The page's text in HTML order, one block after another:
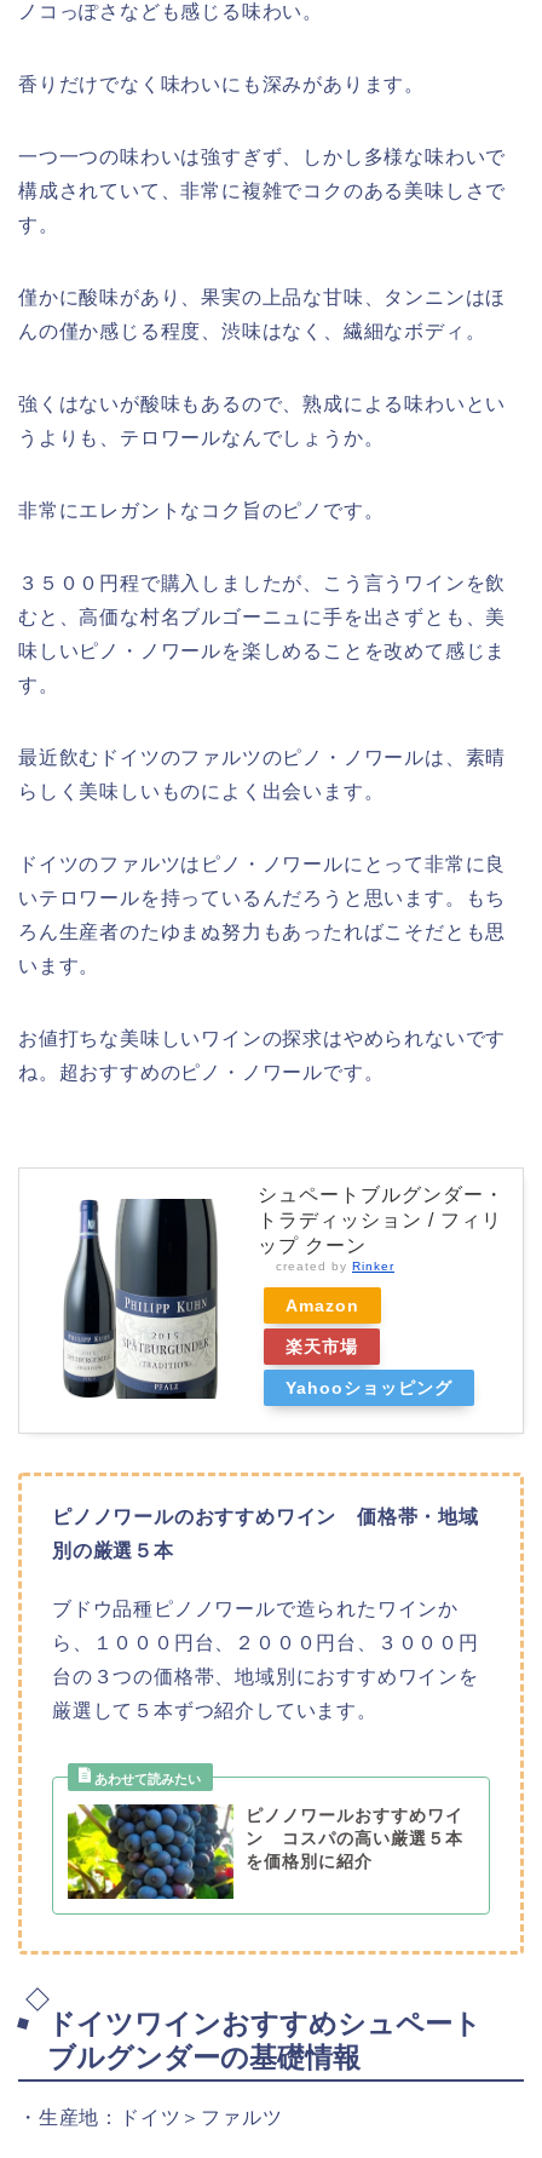
ノコっぽさなども感じる味わい。
香りだけでなく味わいにも深みがあります。
一つ一つの味わいは強すぎず、しかし多様な味わいで
構成されていて、非常に複雑でコクのある美味しさで
す。
僅かに酸味があり、果実の上品な甘味、タンニンはほ
んの僅か感じる程度、渋味はなく、繊細なボディ。
強くはないが酸味もあるので、熟成による味わいとい
うよりも、テロワールなんでしょうか。
非常にエレガントなコク旨のピノです。
３５００円程で購入しましたが、こう言うワインを飲
むと、高価な村名ブルゴーニュに手を出さずとも、美
味しいピノ・ノワールを楽しめることを改めて感じま
す。
最近飲むドイツのファルツのピノ・ノワールは、素晴
らしく美味しいものによく出会います。
ドイツのファルツはピノ・ノワールにとって非常に良
いテロワールを持っているんだろうと思います。もち
ろん生産者のたゆまぬ努力もあったればこそだとも思
います。
お値打ちな美味しいワインの探求はやめられないです
ね。超おすすめのピノ・ノワールです。
シュペートブルグンダー・
トラディッション / フィリ
ップ クーン
created by Rinker
Amazon
楽天市場
Yahooショッピング
ピノノワールのおすすめワイン 価格帯・地域
別の厳選５本
ブドウ品種ピノノワールで造られたワインか
ら、１０００円台、２０００円台、３０００円
台の３つの価格帯、地域別におすすめワインを
厳選して５本ずつ紹介しています。
ピノノワールおすすめワイ
ン コスパの高い厳選５本
を価格別に紹介
ドイツワインおすすめシュペート
ブルグンダーの基礎情報
・生産地：ドイツ＞ファルツ